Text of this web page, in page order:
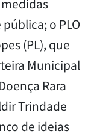
o PLO
(PL), que
Municipal
Rara
Trindade
de ideias